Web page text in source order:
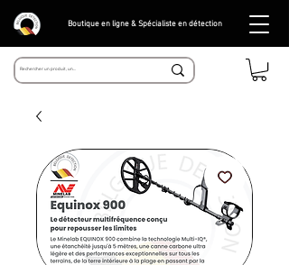
Boutique en ligne & Spécialiste en détection